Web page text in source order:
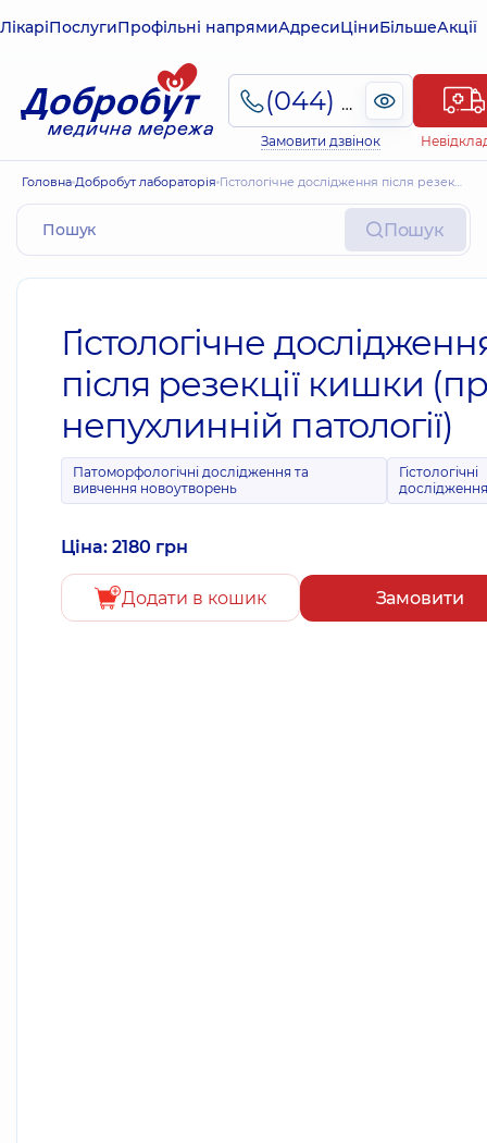
ЛікаріПослугиПрофільні напрямиАдресиЦіниБільшеАкції
(044) 495-2-888
Замовити дзвінок
Головна Добробут лабораторія Гістологічне дослідження після резекції кишки (при непухлинній патології)
Пошук
Гістологічне
після резекції кишки
непухлинній патології)
Патоморфологічні дослідження та
вивчення новоутворень
Гістологічні
дослідження
Ціна: 2180 грн
Додати в кошик Замовити